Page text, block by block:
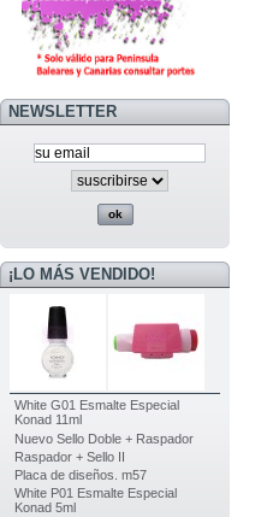
NEWSLETTER
¡LO MÁS VENDIDO!
White G01 Esmalte Especial
Konad 11ml
Nuevo Sello Doble + Raspador
Raspador + Sello II
Placa de diseños. m57
White P01 Esmalte Especial
Konad 5ml